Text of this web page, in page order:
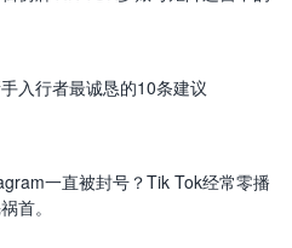
入行者最诚恳的10条建议
一直被封号？Tik Tok经常零播
首。